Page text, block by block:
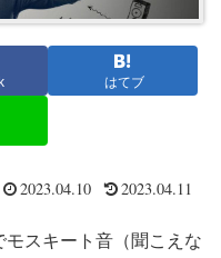
はてブ
2023.04.10 2023.04.11
スキート音（聞こえな